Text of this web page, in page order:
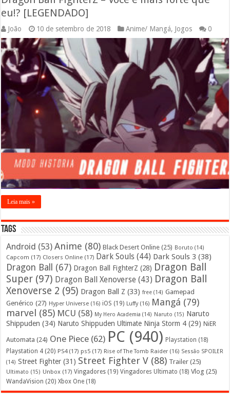
eu!? [LEGENDADO]
João 10 de setembro de 2018 Anime/ Mangá, Jogos 0
Leia mais »
Tags
Android (53) Anime (80) Black Desert Online (25) Boruto (14)
Capcom (17) Closers Online (17) Dark Souls (44) Dark Souls 3 (38)
Dragon Ball (67) Dragon Ball FighterZ (28) Dragon Ball
Super (97) Dragon Ball Xenoverse (43) Dragon Ball
Xenoverse 2 (95) Dragon Ball Z (33) free (14) Gamepad
Genérico (27) Hyper Universe (16) iOS (19) Luffy(16) Mangá (79)
marvel (85) MCU (58) My Hero Academia (14) Naruto (15) Naruto
Shippuden (34) Naruto Shippuden Ultimate Ninja Storm 4 (29) NiER
Automata (24) One Piece (62) PC (940) Playstation (18)
Playstation 4 (20) PS4(17) ps5 (17) Rise of The Tomb Raider (16) Sessão SPOILER
(14) Street Fighter (31) Street Fighter V (88) Trailer (25)
Ultimato (15) Unbox (17) Vingadores (19) Vingadores Ultimato (18) Vlog (25)
WandaVision (20) Xbox One (18)